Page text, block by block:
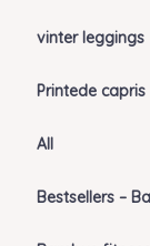
vinter leggings
Printede capris
All
Bestsellers –